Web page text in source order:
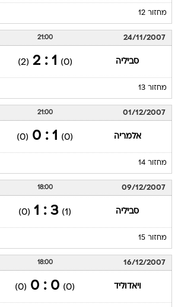
מחזור 12
24/11/2007
21:00
סביליה (0)
1 : 2
(2)
מחזור 13
01/12/2007
21:00
אלמריה (0)
1 : 0
(0)
מחזור 14
09/12/2007
18:00
סביליה (1)
3 : 1
(0)
מחזור 15
16/12/2007
18:00
ויאדוליד (0)
0 : 0
(0)